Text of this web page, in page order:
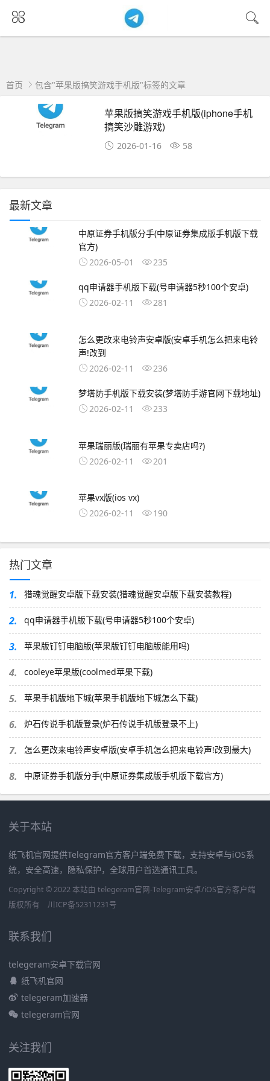
首页 包含"苹果版搞笑游戏手机版"标签的文章
苹果版搞笑游戏手机版(iphone手机
搞笑沙雕游戏)
2026-01-16 58
最新文章
中原证券手机版分手(中原证券集成版手机版下载
官方)
2026-05-01
235
qq申请器手机版下载(号申请器5秒100个安卓)
2026-02-11
281
怎么更改来电铃声安卓版(安卓手机怎么把来电铃
声!改到
2026-02-11
236
梦塔防手机版下载安装(梦塔防手游官网下载地址)
2026-02-11
233
苹果瑞丽版(瑞丽有苹果专卖店吗?)
2026-02-11
201
苹果vx版(ios vx)
2026-02-11
190
热门文章
1. 猎魂觉醒安卓版下载安装(猎魂觉醒安卓版下载安装教程)
2. qq申请器手机版下载(号申请器5秒100个安卓)
3. 苹果版钉钉电脑版(苹果版钉钉电脑版能用吗)
4. cooleye苹果版(coolmed苹果下载)
5. 苹果手机版地下城(苹果手机版地下城怎么下载)
6. 炉石传说手机版登录(炉石传说手机版登录不上)
7. 怎么更改来电铃声安卓版(安卓手机怎么把来电铃声!改到最大)
8. 中原证券手机版分手(中原证券集成版手机版下载官方)
关于本站
纸飞机官网提供Telegram官方客户端免费下载，支持安卓与iOS系
统，安全高速，隐私保护，全球用户首选通讯工具。
Copyright © 2022 本站由 telegeram官网-Telegram安卓/iOS官方客户端
版权所有
川ICP备52311231号
联系我们
telegeram安卓下载官网
纸飞机官网
telegeram加速器
telegeram官网
关注我们